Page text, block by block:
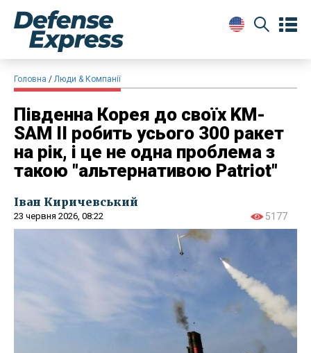
Головна Люди & Компанії
Південна Корея до своїх KM-
SAM II робить усього 300 ракет
на рік, і це не одна проблема з
такою "альтернативою Patriot"
Іван Киричевський
23 червня 2026, 08:22 5177